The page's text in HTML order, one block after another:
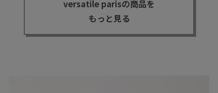
versatile parisの商品を
もっと見る